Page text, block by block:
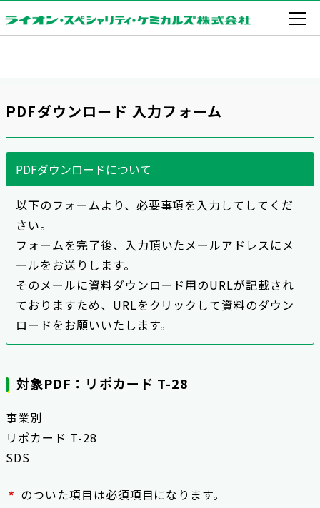
PDFダウンロード 入力フォーム
PDFダウンロードについて
以下のフォームより、必要事項を入力してしてくだ
さい。
フォームを完了後、入力頂いたメールアドレスにメ
ールをお送りします。
そのメールに資料ダウンロード用のURLが記載され
ておりますため、URLをクリックして資料のダウン
ロードをお願いいたします。
対象PDF：リポカード T-28
事業別
リポカード T-28
SDS
* のついた項目は必須項目になります。